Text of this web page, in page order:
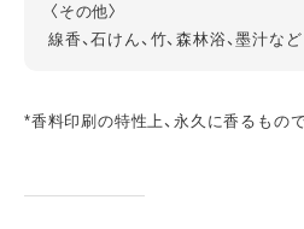
〈その他〉
線香、石けん、竹、森林浴、墨汁など
*香料印刷の特性上、永久に香るもの